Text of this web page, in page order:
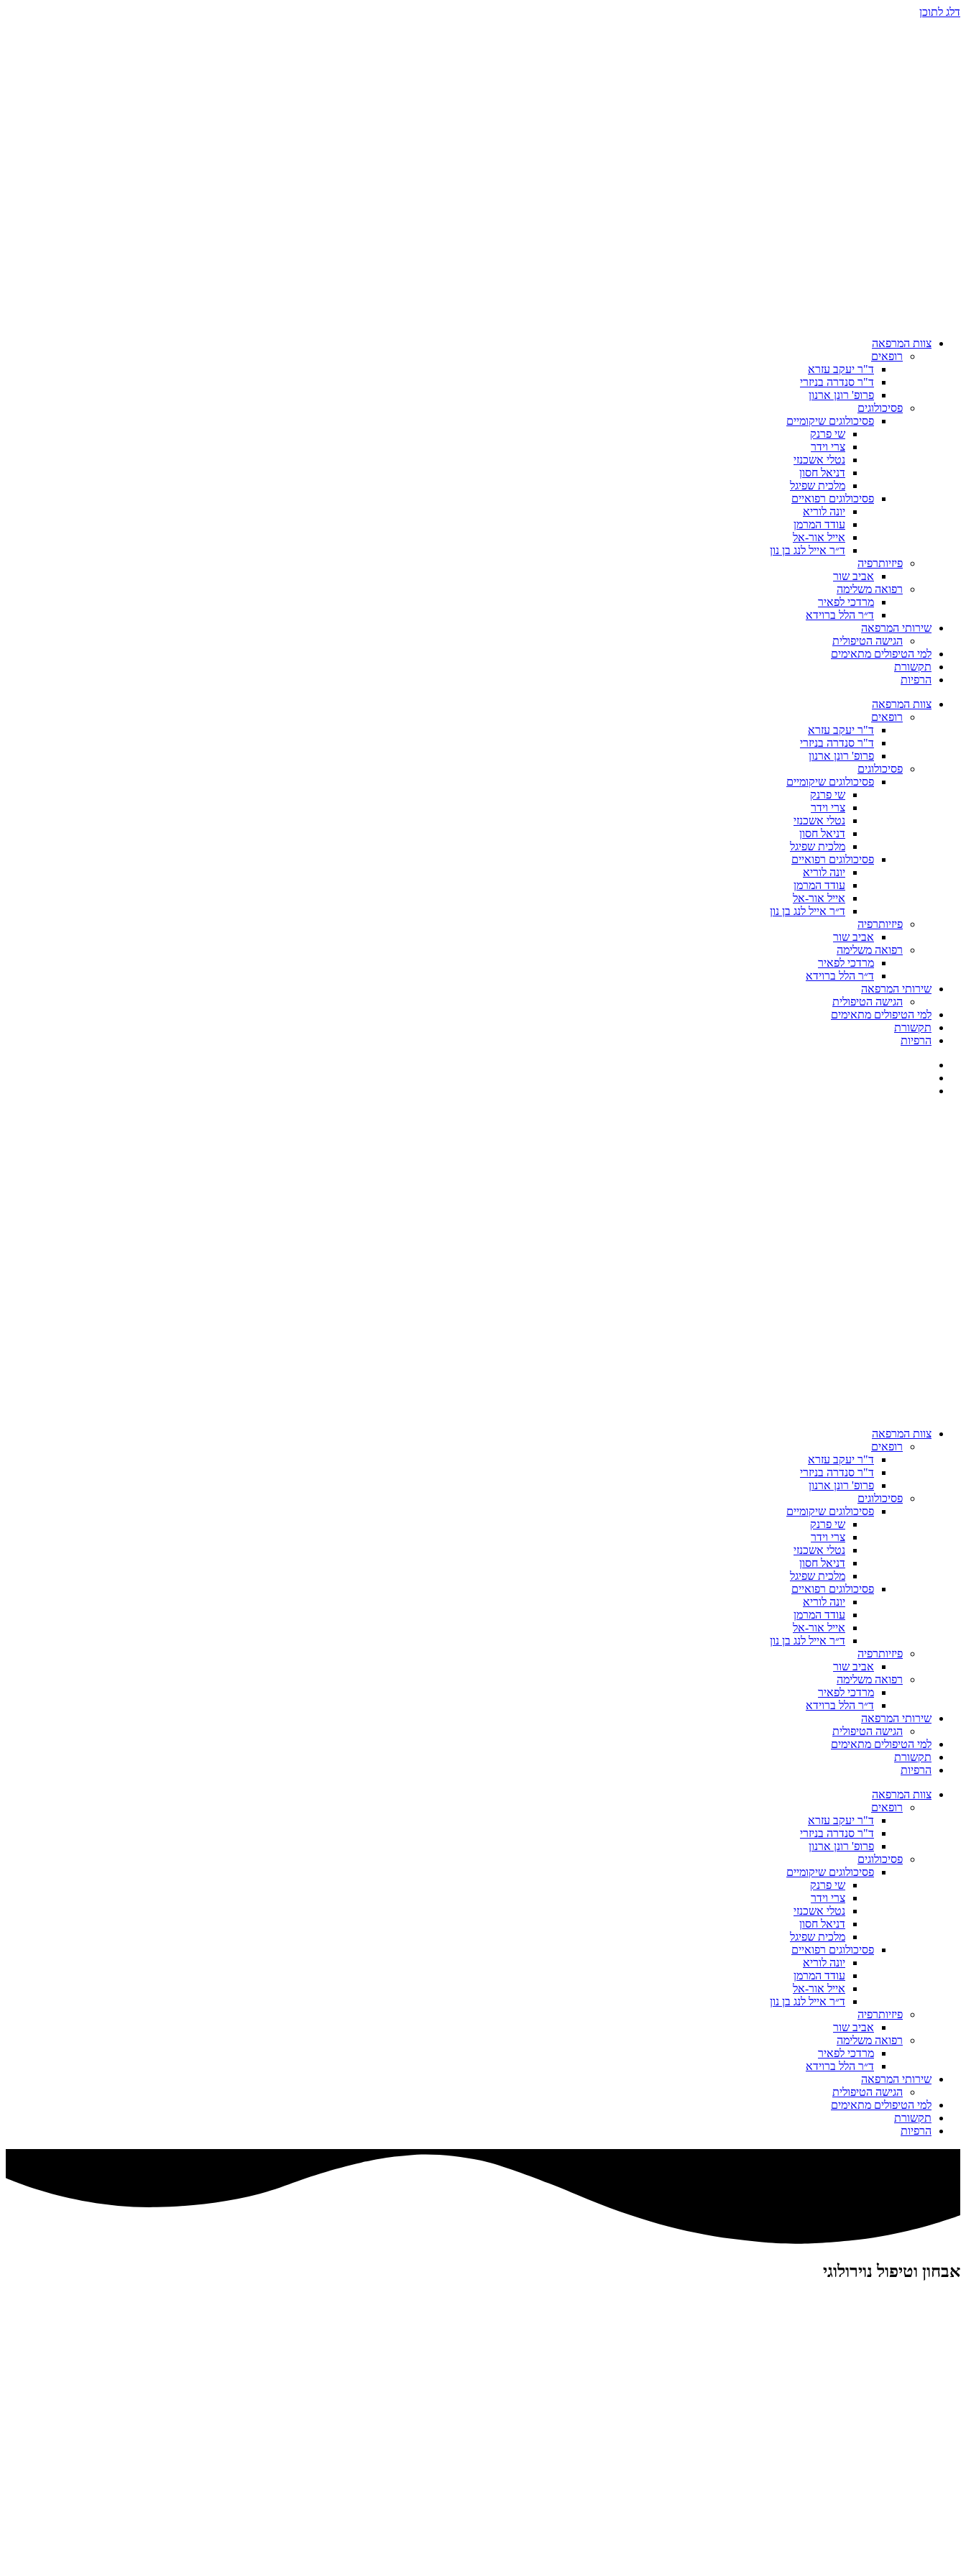
דלג לתוכן
צוות המרפאה
רופאים
ד"ר יעקב עזרא
ד"ר סנדרה בניזרי
פרופ' רונן ארנון
פסיכולוגים
פסיכולוגים שיקומיים
שי פרנק
צרי וידר
נטלי אשכנזי
דניאל חסון
מלכית שפיגל
פסיכולוגים רפואיים
יונה לוריא
עודד המרמן​
אייל אור-אל​
ד״ר אייל לנג בן נון
פיזיותרפיה
אביב שור
רפואה משלימה
מרדכי לפאיר
ד״ר הלל ברוידא
שירותי המרפאה
הגישה הטיפולית
למי הטיפולים מתאימים
תקשורת
הרפיות
צוות המרפאה
רופאים
ד"ר יעקב עזרא
ד"ר סנדרה בניזרי
פרופ' רונן ארנון
פסיכולוגים
פסיכולוגים שיקומיים
שי פרנק
צרי וידר
נטלי אשכנזי
דניאל חסון
מלכית שפיגל
פסיכולוגים רפואיים
יונה לוריא
עודד המרמן​
אייל אור-אל​
ד״ר אייל לנג בן נון
פיזיותרפיה
אביב שור
רפואה משלימה
מרדכי לפאיר
ד״ר הלל ברוידא
שירותי המרפאה
הגישה הטיפולית
למי הטיפולים מתאימים
תקשורת
הרפיות
צוות המרפאה
רופאים
ד"ר יעקב עזרא
ד"ר סנדרה בניזרי
פרופ' רונן ארנון
פסיכולוגים
פסיכולוגים שיקומיים
שי פרנק
צרי וידר
נטלי אשכנזי
דניאל חסון
מלכית שפיגל
פסיכולוגים רפואיים
יונה לוריא
עודד המרמן​
אייל אור-אל​
ד״ר אייל לנג בן נון
פיזיותרפיה
אביב שור
רפואה משלימה
מרדכי לפאיר
ד״ר הלל ברוידא
שירותי המרפאה
הגישה הטיפולית
למי הטיפולים מתאימים
תקשורת
הרפיות
צוות המרפאה
רופאים
ד"ר יעקב עזרא
ד"ר סנדרה בניזרי
פרופ' רונן ארנון
פסיכולוגים
פסיכולוגים שיקומיים
שי פרנק
צרי וידר
נטלי אשכנזי
דניאל חסון
מלכית שפיגל
פסיכולוגים רפואיים
יונה לוריא
עודד המרמן​
אייל אור-אל​
ד״ר אייל לנג בן נון
פיזיותרפיה
אביב שור
רפואה משלימה
מרדכי לפאיר
ד״ר הלל ברוידא
שירותי המרפאה
הגישה הטיפולית
למי הטיפולים מתאימים
תקשורת
הרפיות
אבחון וטיפול נוירולוגי